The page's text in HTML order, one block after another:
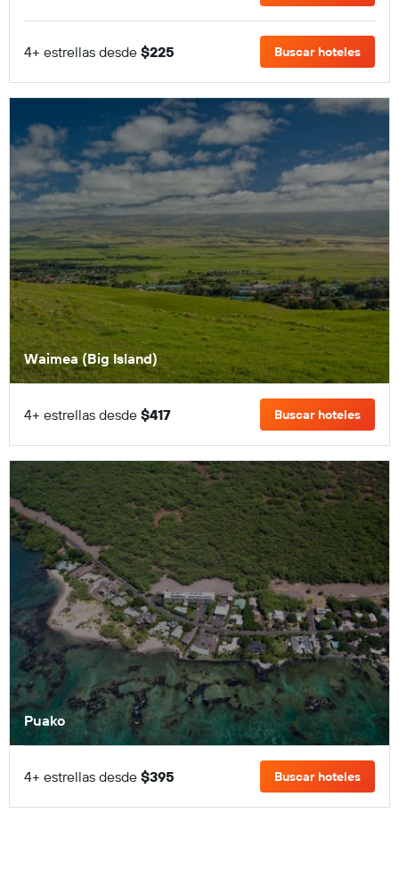
4+ estrellas desde $225 Buscar hoteles
Waimea (Big Island)
4+ estrellas desde $417 Buscar hoteles
Puako
4+ estrellas desde $395 Buscar hoteles